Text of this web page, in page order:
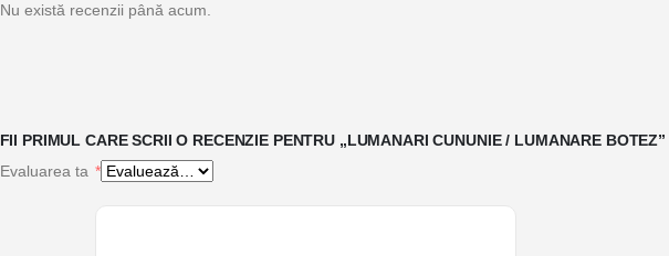
Nu există recenzii până acum.
FII PRIMUL CARE SCRII O RECENZIE PENTRU „LUMANARI CUNUNIE / LUMANARE BOTEZ”
Evaluarea ta *